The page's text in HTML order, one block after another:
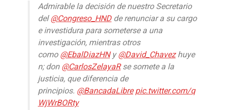
Admirable la decisión de nuestro Secretario
del@Congreso_HNDde renunciar a su cargo
e investidura para someterse a una
investigación, mientras otros
como@EbalDiazHNy@David_Chavezhuye
n; don@CarlosZelayaRse somete a la
justicia, que diferencia de
principios. @BancadaLibrepic.twitter.com/q
WjWrBORty